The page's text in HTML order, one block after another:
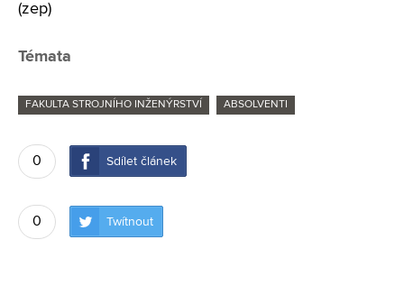
(zep)
Témata
FAKULTA STROJNÍHO INŽENÝRSTVÍ ABSOLVENTI
0 Sdílet článek
0 Twítnout